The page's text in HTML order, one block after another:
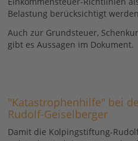
Belastung berücksichtigt
Auch zur Grundsteuer,
gibt es Aussagen im Dokument.
"Katastrophenhilfe" bei
Rudolf-Geiselberger
Damit die Kolpingstiftung-